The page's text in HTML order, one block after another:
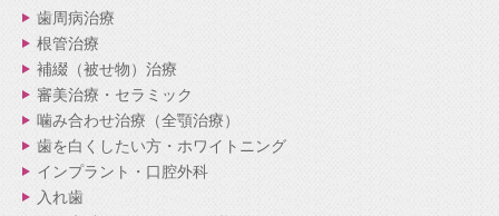
歯周病治療
根管治療
補綴（被せ物）治療
審美治療・セラミック
噛み合わせ治療（全顎治療）
歯を白くしたい方・ホワイトニング
インプラント・口腔外科
入れ歯